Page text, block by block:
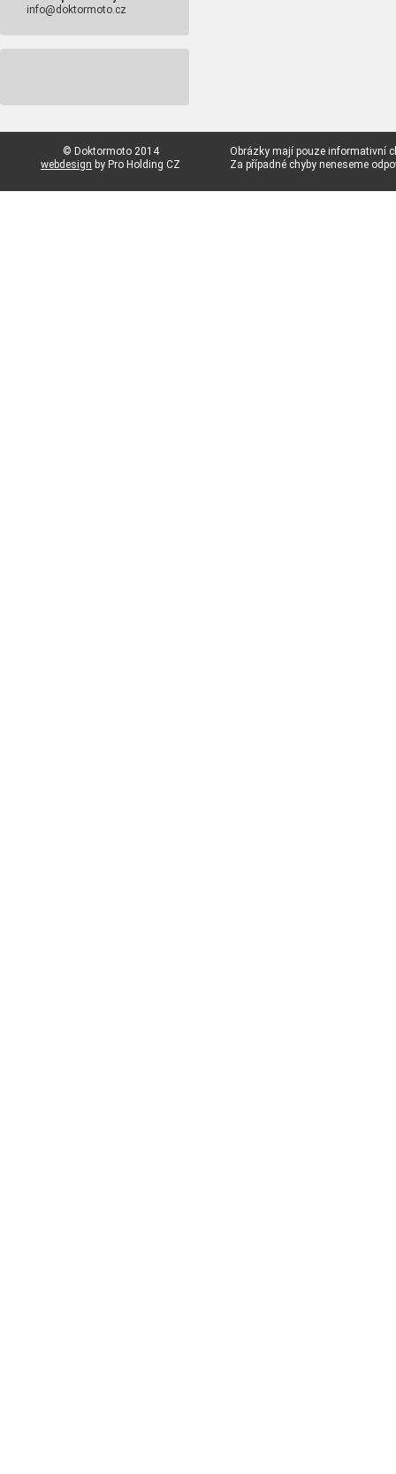
info@doktormoto.cz
© Doktormoto 2014
webdesign by Pro Holding CZ
Obrázky mají pouze informativní
Za případné chyby neneseme